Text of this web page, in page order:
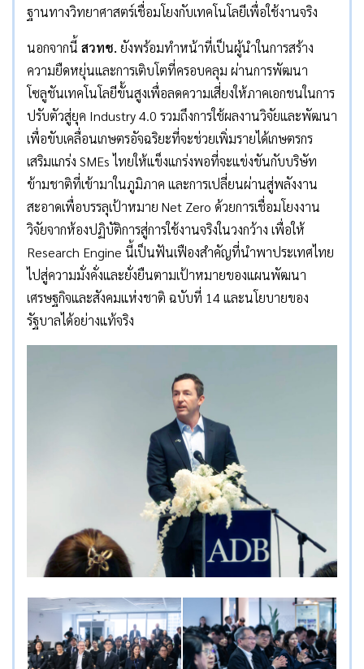
ฐานทางวิทยาศาสตร์เชื่อมโยงกับเทคโนโลยีเพื่อใช้งานจริง
นอกจากนี้ สวทช. ยังพร้อมทำหน้าที่เป็นผู้นำในการสร้าง
ความยืดหยุ่นและการเติบโตที่ครอบคลุม ผ่านการพัฒนา
โซลูชันเทคโนโลยีขั้นสูงเพื่อลดความเสี่ยงให้ภาคเอกชนในการ
ปรับตัวสู่ยุค Industry 4.0 รวมถึงการใช้ผลงานวิจัยและพัฒนา
เพื่อขับเคลื่อนเกษตรอัจฉริยะที่จะช่วยเพิ่มรายได้เกษตรกร
เสริมแกร่ง SMEs ไทยให้แข็งแกร่งพอที่จะแข่งขันกับบริษัท
ข้ามชาติที่เข้ามาในภูมิภาค และการเปลี่ยนผ่านสู่พลังงาน
สะอาดเพื่อบรรลุเป้าหมาย Net Zero ด้วยการเชื่อมโยงงาน
วิจัยจากห้องปฏิบัติการสู่การใช้งานจริงในวงกว้าง เพื่อให้
Research Engine นี้เป็นฟันเฟืองสำคัญที่นำพาประเทศไทย
ไปสู่ความมั่งคั่งและยั่งยืนตามเป้าหมายของแผนพัฒนา
เศรษฐกิจและสังคมแห่งชาติ ฉบับที่ 14 และนโยบายของ
รัฐบาลได้อย่างแท้จริง